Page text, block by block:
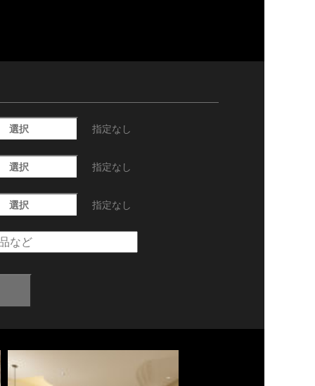
選択 指定なし
選択 指定なし
選択 指定なし